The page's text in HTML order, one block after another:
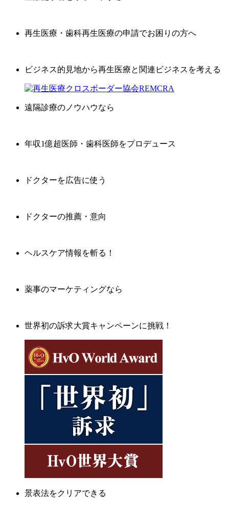
再生医療・歯科再生医療の申請でお困りの方へ
ビジネス的見地から再生医療と関連ビジネスを考える
遠隔診療のノウハウなら
年収1億超医師・歯科医師をプロデュース
ドクターを広告に使う
ドクターの推薦・意向
ヘルスケア情報を斬る！
薬事のマーケティングなら
世界初の訴求大賞キャンペーンに挑戦！
景表法をクリアできる